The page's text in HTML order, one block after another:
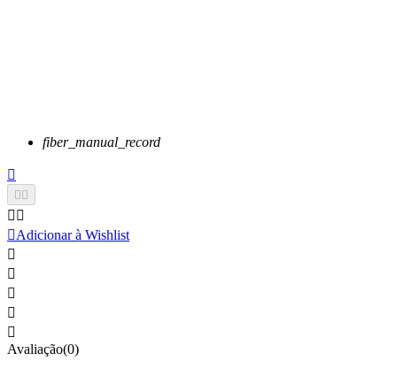
fiber_manual_record

 
 
Adicionar à Wishlist





Avaliação(0)